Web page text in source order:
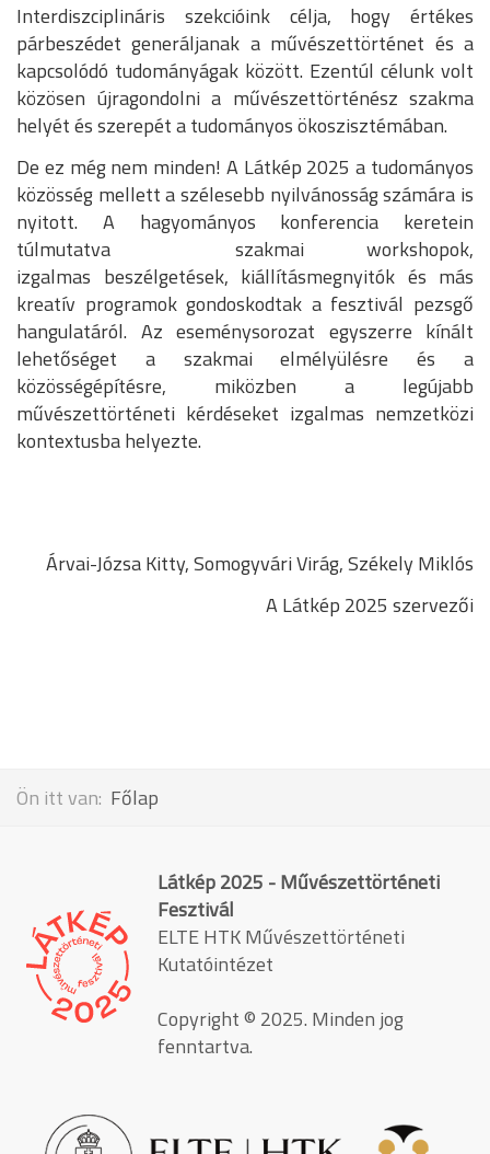
Interdiszciplináris szekcióink célja, hogy értékes
párbeszédet generáljanak a művészettörténet és a
kapcsolódó tudományágak között. Ezentúl célunk volt
közösen újragondolni a művészettörténész szakma
helyét és szerepét a tudományos ökoszisztémában.
De ez még nem minden! A Látkép 2025 a tudományos
közösség mellett a szélesebb nyilvánosság számára is
nyitott. A hagyományos konferencia keretein
túlmutatva szakmai workshopok,
izgalmas beszélgetések, kiállításmegnyitók és más
kreatív programok gondoskodtak a fesztivál pezsgő
hangulatáról. Az eseménysorozat egyszerre kínált
lehetőséget a szakmai elmélyülésre és a
közösségépítésre, miközben a legújabb
művészettörténeti kérdéseket izgalmas nemzetközi
kontextusba helyezte.
Árvai-Józsa Kitty, Somogyvári Virág, Székely Miklós
A Látkép 2025 szervezői
Ön itt van: Főlap
Látkép 2025 - Művészettörténeti
Fesztivál
ELTE HTK Művészettörténeti
Kutatóintézet
Copyright © 2025. Minden jog
fenntartva.